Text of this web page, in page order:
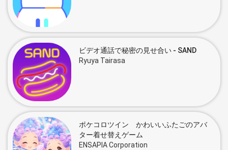
ビデオ通話で秘密の見せ合い - SAND
Ryuya Tairasa
ポケコロツイン かわいいふたごのアバ
ター着せ替えゲーム
ENSAPIA Corporation